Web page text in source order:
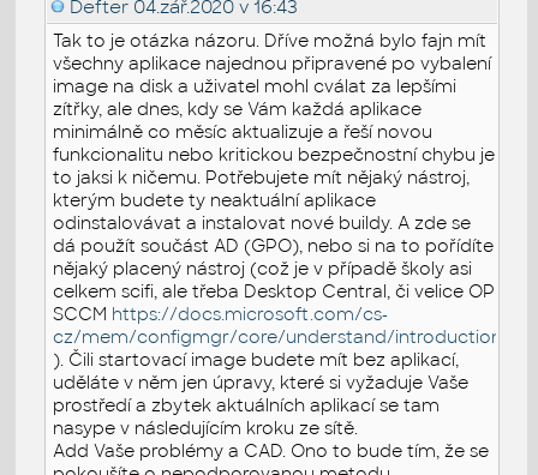
Defter 04.zář.2020 v 16:43
Tak to je otázka názoru. Dříve možná bylo fajn mít
všechny aplikace najednou připravené po vybalení
image na disk a uživatel mohl cválat za lepšími
zítřky, ale dnes, kdy se Vám každá aplikace
minimálně co měsíc aktualizuje a řeší novou
funkcionalitu nebo kritickou bezpečnostní chybu je
to jaksi k ničemu. Potřebujete mít nějaký nástroj,
kterým budete ty neaktuální aplikace
odinstalovávat a instalovat nové buildy. A zde se
dá použít součást AD (GPO), nebo si na to pořídíte
nějaký placený nástroj (což je v případě školy asi
celkem scifi, ale třeba Desktop Central, či velice OP
SCCM https://docs.microsoft.com/cs-
cz/mem/configmgr/core/understand/introduction
). Čili startovací image budete mít bez aplikací,
uděláte v něm jen úpravy, které si vyžaduje Vaše
prostředí a zbytek aktuálních aplikací se tam
nasype v následujícím kroku ze sítě.
Add Vaše problémy a CAD. Ono to bude tím, že se